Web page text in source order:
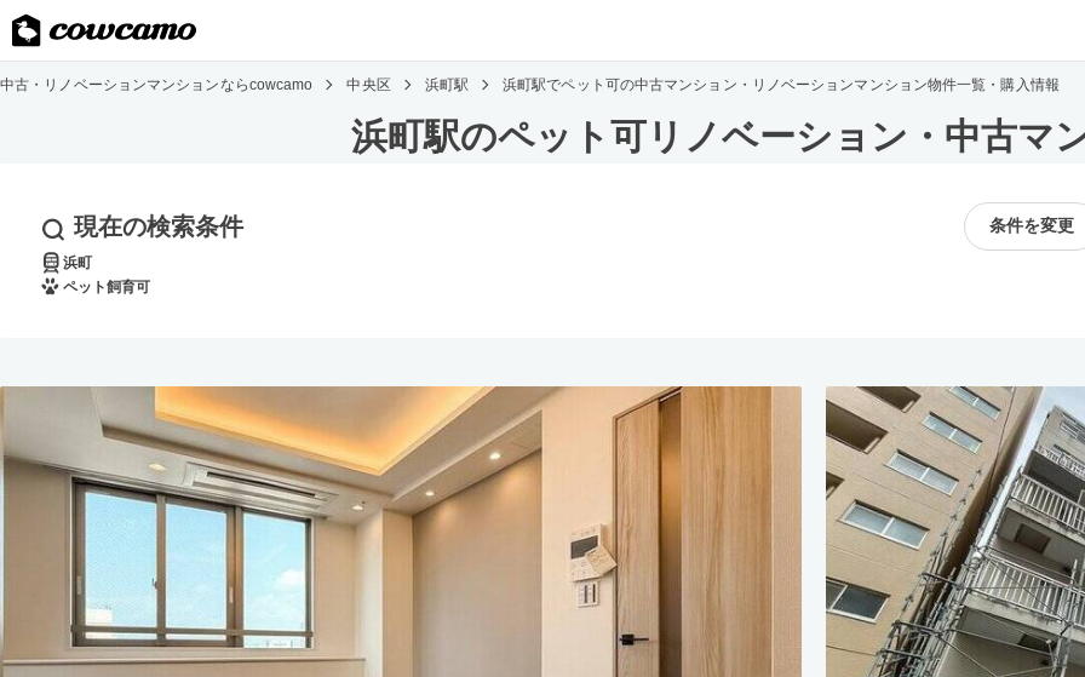
中古・リノベーションマンションならcowcamo 中央区 浜町駅 浜町駅でペット可の中古マンション・リノベーションマンション物件一覧・購入情報
浜町駅のペット可リノベーション・中古マ
現在の検索条件 条件を変更
浜町
ペット飼育可